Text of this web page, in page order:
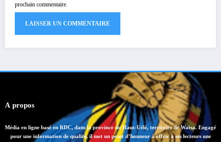
prochain commentaire.
À propos
Média en ligne basé en RDC, dans la province du Haut-Uélé, territoire de Watsa. Engagé
pour une information de qualité, il met un point d’honneur à offrir à ses lecteurs une